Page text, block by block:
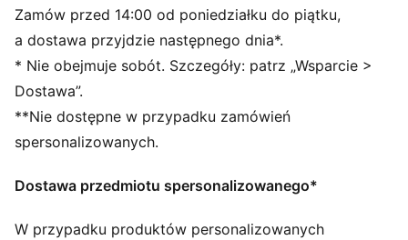
DOPASOWANIE 1: bardzo rozciągliwy materiał bazowy
cholewki w połączeniu z elastycznym dzianinowym
kołnierzem zapewniają doskonałe dopasowanie i
wsparcie
DOPASOWANIE 2: PWRTAPE w poprzek śródstopia
zapewnia idealne dopasowanie i stabilność
UMIEJĘTNOŚCI: Połączenie wypukłych linii siateczki i
i kontrolę nad piłką
Wypukłe linie siateczki i technologia GripControl
Zamów przed 14:00 od poniedziałku do piątku,
a dostawa przyjdzie następnego dnia*.
* Nie obejmuje sobót. Szczegóły: patrz „Wsparcie >
Dostawa”.
**Nie dostępne w przypadku zamówień
spersonalizowanych.
Dostawa przedmiotu spersonalizowanego*
W przypadku produktów personalizowanych